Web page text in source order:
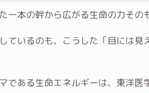
一本の幹から広がる生命の力その
ているのも、こうした「目には見
である生命エネルギーは、東洋医